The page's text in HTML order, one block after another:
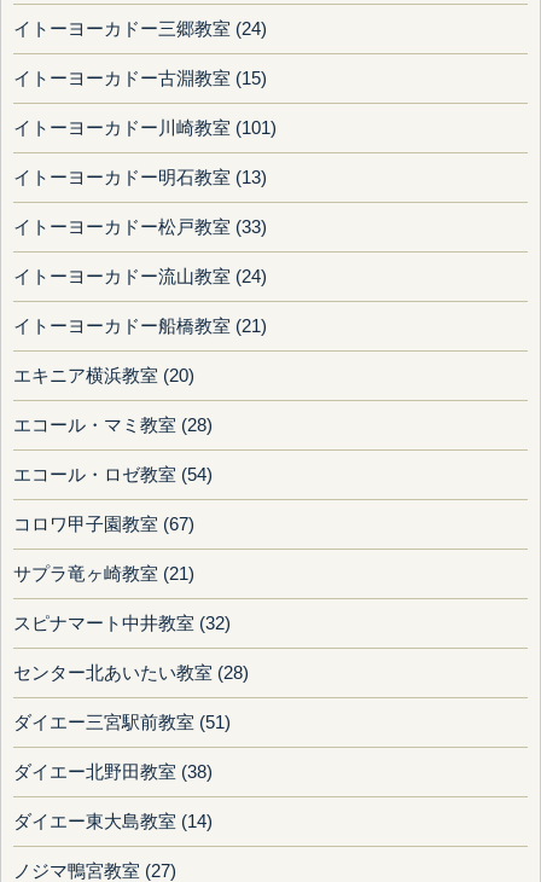
イトーヨーカドー三郷教室 (24)
イトーヨーカドー古淵教室 (15)
イトーヨーカドー川崎教室 (101)
イトーヨーカドー明石教室 (13)
イトーヨーカドー松戸教室 (33)
イトーヨーカドー流山教室 (24)
イトーヨーカドー船橋教室 (21)
エキニア横浜教室 (20)
エコール・マミ教室 (28)
エコール・ロゼ教室 (54)
コロワ甲子園教室 (67)
サプラ竜ヶ崎教室 (21)
スピナマート中井教室 (32)
センター北あいたい教室 (28)
ダイエー三宮駅前教室 (51)
ダイエー北野田教室 (38)
ダイエー東大島教室 (14)
ノジマ鴨宮教室 (27)